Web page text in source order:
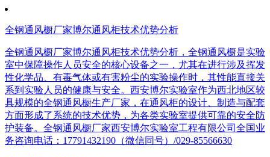
全钢通风橱厂家博尔通风柜技术优势分析
全钢通风橱厂家博尔通风柜技术优势分析，全钢通风橱是实验
室中保障操作人员安全的核心设备之一，尤其在进行涉及挥发
性化学品、有毒气体或有害粉尘的实验操作时，其性能直接关
系到实验人员的健康与安全。西安博尔实验室作为西北地区较
具规模的全钢通风橱生产厂家，在通风柜的设计、制造与配套
方面形成了系统的技术优势，为各类实验室提供可靠的安全防
护装备。全钢通风橱厂家西安博尔实验室工程有限公司全国业
务咨询电话：17791432190（微信同号）/029-85566630